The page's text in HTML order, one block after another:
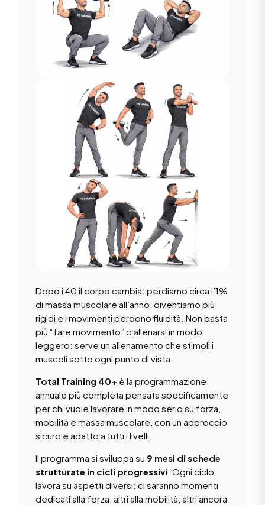
Dopo i 40 il corpo cambia: perdiamo circa l’1%
di massa muscolare all’anno, diventiamo più
rigidi e i movimenti perdono fluidità. Non basta
più “fare movimento” o allenarsi in modo
leggero: serve un allenamento che stimoli i
muscoli sotto ogni punto di vista.
Total Training 40+ è la programmazione
annuale più completa pensata specificamente
per chi vuole lavorare in modo serio su forza,
mobilità e massa muscolare, con un approccio
sicuro e adatto a tutti i livelli.
Il programma si sviluppa su 9 mesi di schede
strutturate in cicli progressivi . Ogni ciclo
lavora su aspetti diversi: ci saranno momenti
dedicati alla forza, altri alla mobilità, altri ancora